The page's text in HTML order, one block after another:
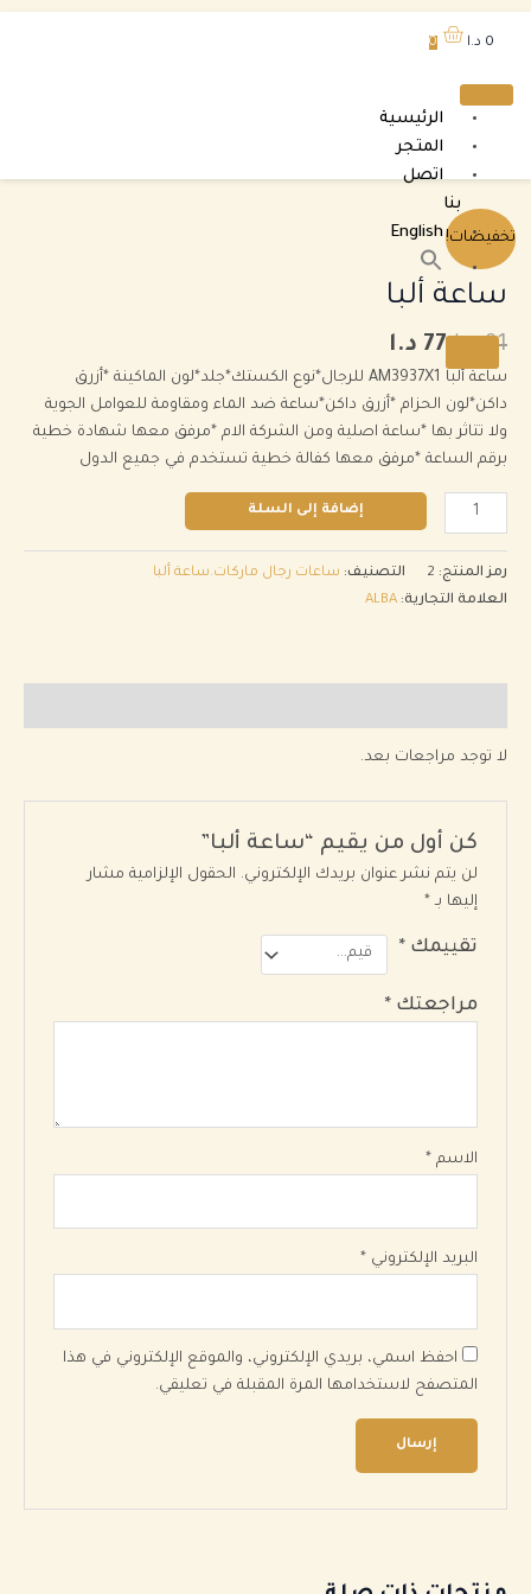
0 د.ا 0
الرئيسية
المتجر
اتصل
بنا
English
بحث
عن:
زر البحث
تخفيضات!
ساعة ألبا
91
السعر
الأصلي
هو:
91 د.ا.
77 د.ا
هو:
ساعة ألبا AM3937X1 للرجال*نوع الكستك*جلد*لون الماكينة *أزرق
داكن*لون الحزام *أزرق داكن*ساعة ضد الماء ومقاومة للعوامل الجوية
ولا تتاثر بها *ساعة اصلية ومن الشركة الام *مرفق معها شهادة خطية
برقم الساعة *مرفق معها كفالة خطية تستخدم في جميع الدول
كمية
ساعة
إضافة إلى السلة
رمز المنتج: 2 التصنيف: ساعات رجال ماركات.ساعة ألبا
العلامة التجارية: ALBA
لا توجد مراجعات بعد.
كن أول من يقيم “ساعة ألبا”
لن يتم نشر عنوان بريدك الإلكتروني. الحقول الإلزامية مشار
إليها بـ *
تقييمك*
مراجعتك*
الاسم*
البريد الإلكتروني *
احفظ اسمي، بريدي الإلكتروني، والموقع الإلكتروني في هذا
المتصفح لاستخدامها المرة المقبلة في تعليقي.